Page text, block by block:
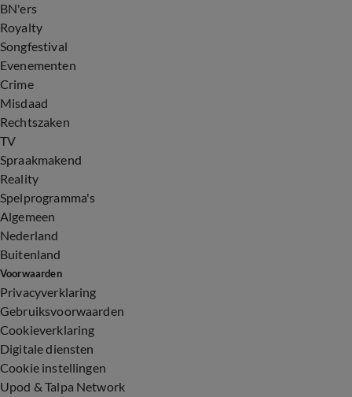
BN'ers
Royalty
Songfestival
Evenementen
Crime
Misdaad
Rechtszaken
TV
Spraakmakend
Reality
Spelprogramma's
Algemeen
Nederland
Buitenland
Voorwaarden
Privacyverklaring
Gebruiksvoorwaarden
Cookieverklaring
Digitale diensten
Cookie instellingen
Upod & Talpa Network